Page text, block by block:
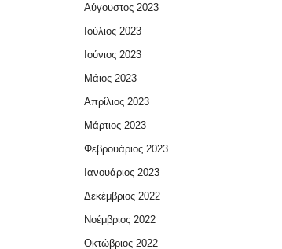
Αύγουστος 2023
Ιούλιος 2023
Ιούνιος 2023
Μάιος 2023
Απρίλιος 2023
Μάρτιος 2023
Φεβρουάριος 2023
Ιανουάριος 2023
Δεκέμβριος 2022
Νοέμβριος 2022
Οκτώβριος 2022